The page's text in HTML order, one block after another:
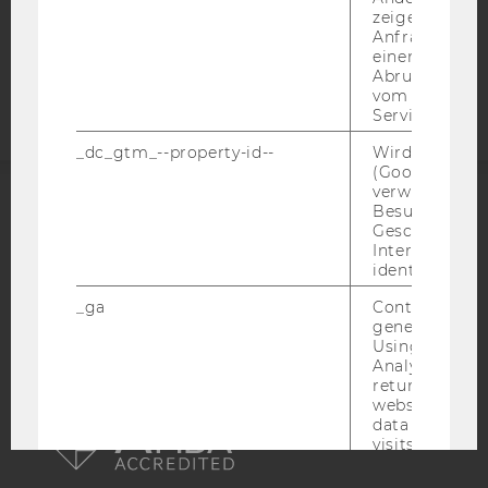
Barrierefreiheitserklärung
zeigen Opt-
Anfrage im
einen Fehler
Abrufen
vom AMP
Service an.
_dc_gtm_--property-id--
Wird von
(Google Tag
verwendet,
Besucher
Geschlecht
Interessen zu
identifizieren.
_ga
Contains a
generated
Using this
Analytics can
returning
website and
data from
visits.